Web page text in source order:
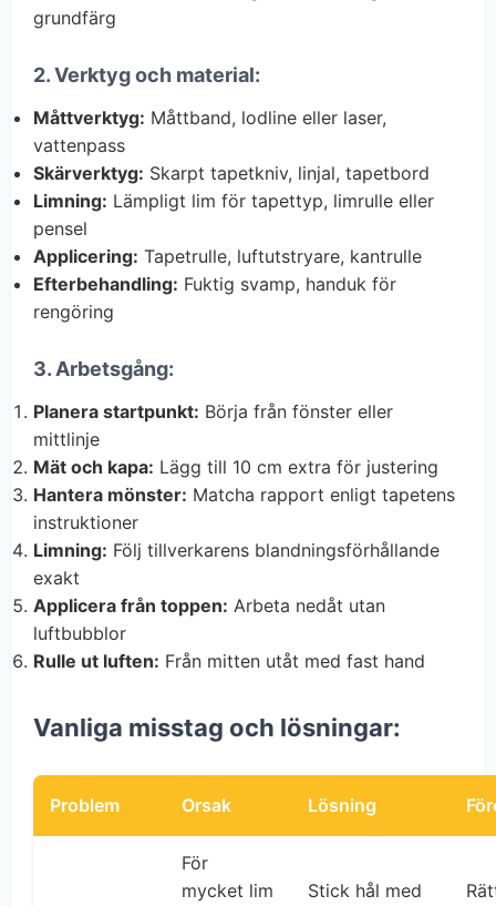
grundfärg
2. Verktyg och material:
Måttverktyg: Måttband, lodline eller laser,
vattenpass
Skärverktyg: Skarpt tapetkniv, linjal, tapetbord
Limning: Lämpligt lim för tapettyp, limrulle eller
pensel
Applicering: Tapetrulle, luftutstryare, kantrulle
Efterbehandling: Fuktig svamp, handuk för
rengöring
3. Arbetsgång:
Planera startpunkt: Börja från fönster eller
mittlinje
Mät och kapa: Lägg till 10 cm extra för justering
Hantera mönster: Matcha rapport enligt tapetens
instruktioner
Limning: Följ tillverkarens blandningsförhållande
exakt
Applicera från toppen: Arbeta nedåt utan
luftbubblor
Rulle ut luften: Från mitten utåt med fast hand
Vanliga misstag och lösningar:
Problem Orsak Lösning
För
mycket lim
Stick hål med